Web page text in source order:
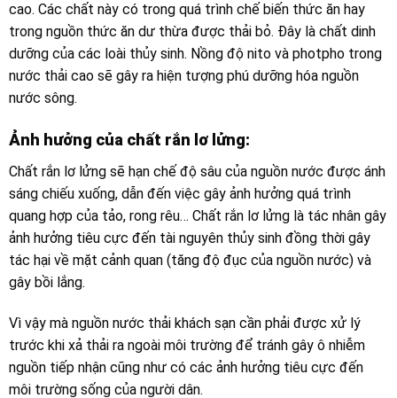
cao. Các chất này có trong quá trình chế biến thức ăn hay
trong nguồn thức ăn dư thừa được thải bỏ. Đây là chất dinh
dưỡng của các loài thủy sinh. Nồng độ nito và photpho trong
nước thải cao sẽ gây ra hiện tượng phú dưỡng hóa nguồn
nước sông.
Ảnh hưởng của chất rắn lơ lửng:
Chất rắn lơ lửng sẽ hạn chế độ sâu của nguồn nước được ánh
sáng chiếu xuống, dẫn đến việc gây ảnh hưởng quá trình
quang hợp của tảo, rong rêu… Chất rắn lơ lửng là tác nhân gây
ảnh hưởng tiêu cực đến tài nguyên thủy sinh đồng thời gây
tác hại về mặt cảnh quan (tăng độ đục của nguồn nước) và
gây bồi lắng.
Vì vậy mà nguồn nước thải khách sạn cần phải được xử lý
trước khi xả thải ra ngoài môi trường để tránh gây ô nhiễm
nguồn tiếp nhận cũng như có các ảnh hưởng tiêu cực đến
môi trường sống của người dân.